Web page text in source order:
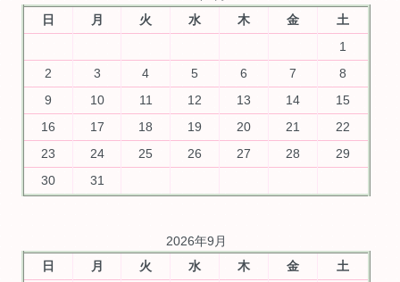
日
月 火 水 木 金
土
1
2
3 4 5 6 7
8
9
10 11 12 13 14
15
16
17 18 19 20 21
22
23
24 25 26 27 28
29
30
31
2026年9月
日
月 火 水 木 金
土